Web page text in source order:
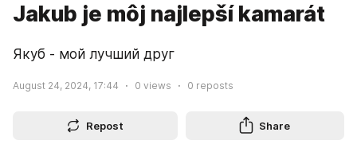
Jakub je môj najlepší kamarát
Якуб - мой лучший друг
August 24, 2024, 17:44 0 views 0 reposts
Repost Share